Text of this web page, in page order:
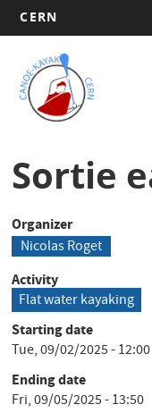
main
content
CERN
Main
navigation
Sortie
Organizer
Nicolas Roget
Activity
Flat water kayaking
Starting date
Tue, 09/02/2025 - 12:00
Ending date
Fri, 09/05/2025 - 13:50